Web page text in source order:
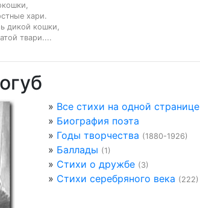
хари.
дикой кошки,
твари....
» Все стихи на одной странице
» Биография поэта
» Годы творчества (1880-1926)
» Баллады (1)
» Стихи о дружбе (3)
» Стихи серебряного века (222)